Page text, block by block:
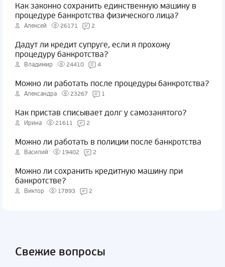
Как законно сохранить единственную машину в
процедуре банкротства физического лица?
Алексей 26171 2
Дадут ли кредит супруге, если я прохожу
процедуру банкротства?
Владимир 24410 4
Можно ли работать после процедуры банкротства?
Александра 23267 1
Как пристав списывает долг у самозанятого?
Ирина 21611 2
Можно ли работать в полиции после банкротства
Василий 19402 2
Можно ли сохранить кредитную машину при
банкротстве?
Виктор 17893 2
Свежие вопросы